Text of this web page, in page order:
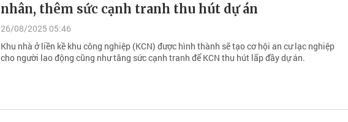
nhân, thêm sức cạnh tranh thu hút dự án
26/08/2025 05:46
Khu nhà ở liền kề khu công nghiệp (KCN) được hình thành sẽ tạo cơ hội an cư lạc nghiệp
cho người lao động cũng như tăng sức cạnh tranh để KCN thu hút lấp đầy dự án.